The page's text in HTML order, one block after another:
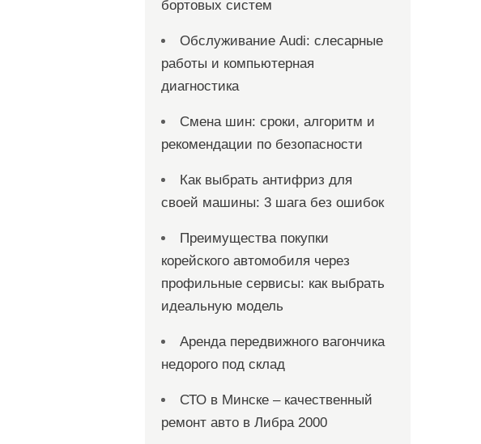
бортовых систем
Обслуживание Audi: слесарные
работы и компьютерная
диагностика
Смена шин: сроки, алгоритм и
рекомендации по безопасности
Как выбрать антифриз для
своей машины: 3 шага без ошибок
Преимущества покупки
корейского автомобиля через
профильные сервисы: как выбрать
идеальную модель
Аренда передвижного вагончика
недорого под склад
СТО в Минске – качественный
ремонт авто в Либра 2000